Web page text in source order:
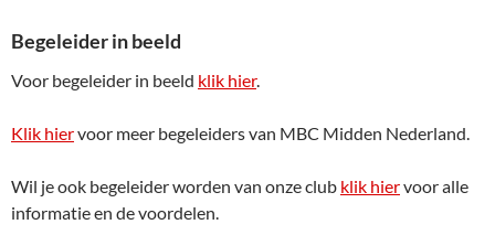
Begeleider in beeld
Voor begeleider in beeld klik hier.
Klik hiervoor meer begeleiders van MBC Midden Nederland.
Wil je ook begeleider worden van onze club klik hiervoor alle
informatie en de voordelen.